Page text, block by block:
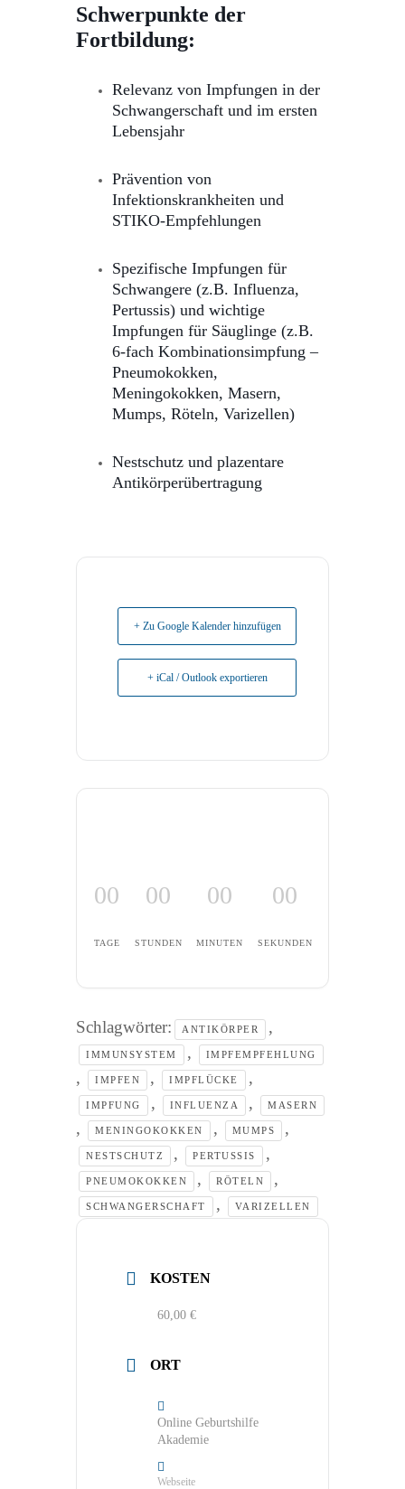
Schwerpunkte der
Fortbildung:
Relevanz von Impfungen in der
Schwangerschaft und im ersten
Lebensjahr
Prävention von
Infektionskrankheiten und
STIKO-Empfehlungen
Spezifische Impfungen für
Schwangere (z.B. Influenza,
Pertussis) und wichtige
Impfungen für Säuglinge (z.B.
6-fach Kombinationsimpfung –
Pneumokokken,
Meningokokken, Masern,
Mumps, Röteln, Varizellen)
Nestschutz und plazentare
Antikörperübertragung
+ Zu Google Kalender hinzufügen
+ iCal / Outlook exportieren
00
TAGE
00
STUNDEN
00
MINUTEN
00
SEKUNDEN
Schlagwörter: ANTIKÖRPER ,
IMMUNSYSTEM , IMPFEMPFEHLUNG
, IMPFEN , IMPFLÜCKE ,
IMPFUNG , INFLUENZA , MASERN
, MENINGOKOKKEN , MUMPS ,
NESTSCHUTZ , PERTUSSIS ,
PNEUMOKOKKEN , RÖTELN ,
SCHWANGERSCHAFT , VARIZELLEN
KOSTEN
60,00 €
ORT
Online Geburtshilfe
Akademie
Webseite